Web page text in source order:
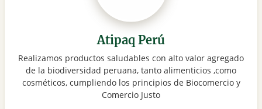
Atipaq Perú
Realizamos productos saludables con alto valor agregado
de la biodiversidad peruana, tanto alimenticios ,como
cosméticos, cumpliendo los principios de Biocomercio y
Comercio Justo